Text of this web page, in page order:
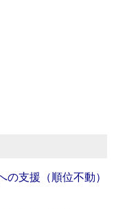
支援（順位不動）